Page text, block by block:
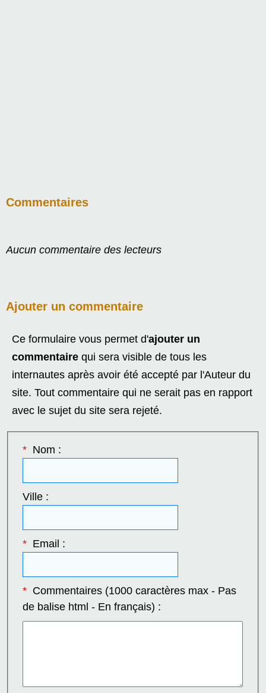
Commentaires
Aucun commentaire des lecteurs
Ajouter un commentaire
Ce formulaire vous permet d'ajouter un
commentaire qui sera visible de tous les
internautes après avoir été accepté par l'Auteur du
site. Tout commentaire qui ne serait pas en rapport
avec le sujet du site sera rejeté.
*Nom :
Ville :
*Email :
*Commentaires (1000 caractères max - Pas
de balise html - En français) :